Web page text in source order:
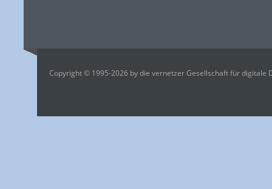
Copyright © 1995-2026 by die vernetzer Gesellschaft für digitale